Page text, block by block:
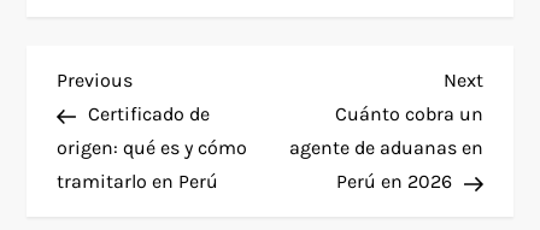
P
o
s
Previous
Post
Previous
Certificado de
origen: qué es y cómo
tramitarlo en Perú
Next
Post
Next
Cuánto cobra un
agente de aduanas en
Perú en 2026